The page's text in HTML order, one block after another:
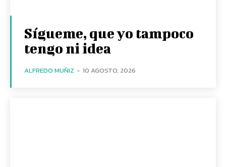
Sígueme, que yo tampoco
tengo ni idea
ALFREDO MUÑIZ - 10 AGOSTO, 2026